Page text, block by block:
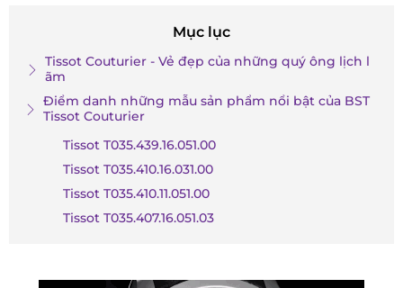
Mục lục
Tissot Couturier - Vẻ đẹp của những quý ông lịch l
ãm
Điểm danh những mẫu sản phẩm nổi bật của BST
Tissot Couturier
Tissot T035.439.16.051.00
Tissot T035.410.16.031.00
Tissot T035.410.11.051.00
Tissot T035.407.16.051.03